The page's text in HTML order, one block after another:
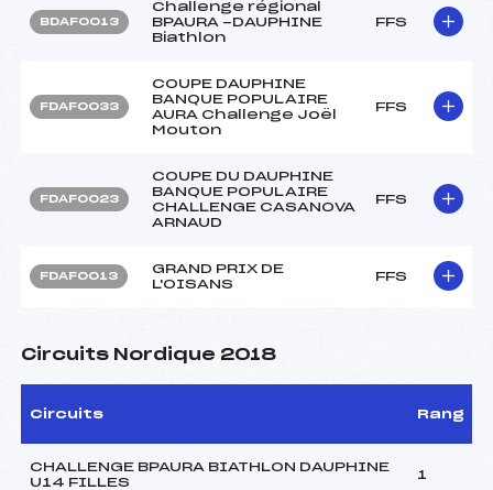
BDAF0013
Challenge régional
BPAURA -DAUPHINE
Biathlon
FFS
FDAF0033
COUPE DAUPHINE
BANQUE POPULAIRE
AURA Challenge Joël
Mouton
FFS
FDAF0023
COUPE DU DAUPHINE
BANQUE POPULAIRE
CHALLENGE CASANOVA
ARNAUD
FFS
FDAF0013
GRAND PRIX DE
L'OISANS
FFS
Circuits Nordique 2018
Circuits Rang
CHALLENGE BPAURA BIATHLON DAUPHINE
U14 FILLES
1